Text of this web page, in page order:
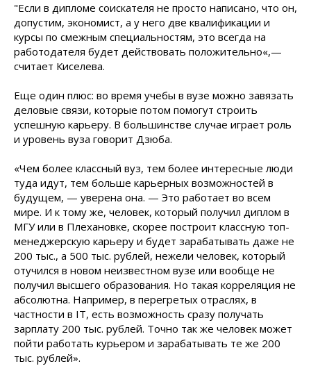
"Если в дипломе соискателя не просто написано, что он,
допустим, экономист, а у него две квалификации и
курсы по смежным специальностям, это всегда на
работодателя будет действовать положительно«,—
считает Киселева.
Еще один плюс: во время учебы в вузе можно завязать
деловые связи, которые потом помогут строить
успешную карьеру. В большинстве случае играет роль
и уровень вуза говорит Дзюба.
«Чем более классный вуз, тем более интересные люди
туда идут, тем больше карьерных возможностей в
будущем, — уверена она. — Это работает во всем
мире. И к тому же, человек, который получил диплом в
МГУ или в Плехановке, скорее построит классную топ-
менеджерскую карьеру и будет зарабатывать даже не
200 тыс., а 500 тыс. рублей, нежели человек, который
отучился в новом неизвестном вузе или вообще не
получил высшего образования. Но такая корреляция не
абсолютна. Например, в перегретых отраслях, в
частности в IT, есть возможность сразу получать
зарплату 200 тыс. рублей. Точно так же человек может
пойти работать курьером и зарабатывать те же 200
тыс. рублей».